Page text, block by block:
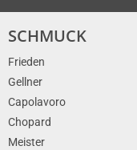
SCHMUCK
Frieden
Gellner
Capolavoro
Chopard
Meister